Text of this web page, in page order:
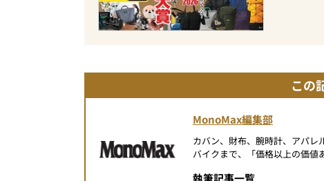
この
MonoMax編集部
カバン、財布、腕時計、アパレ
バイクまで、「価格以上の価値
執筆記事一覧